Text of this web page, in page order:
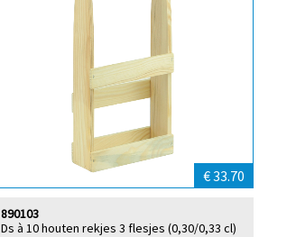
€ 33.70
Ds à 10 houten rekjes 3 flesjes (0,30/0,33 cl)
890103